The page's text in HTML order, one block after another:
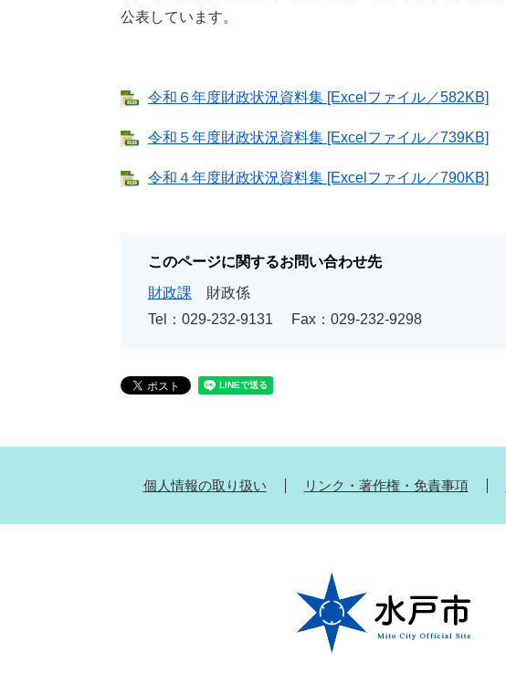
公表しています。
令和６年度財政状況資料集 [Excelファイル／582KB]
令和５年度財政状況資料集 [Excelファイル／739KB]
令和４年度財政状況資料集 [Excelファイル／790KB]
このページに関するお問い合わせ先
財政課
財政係
Tel：029-232-9131
Fax：029-232-9298
個人情報の取り扱い リンク・著作権・免責事項